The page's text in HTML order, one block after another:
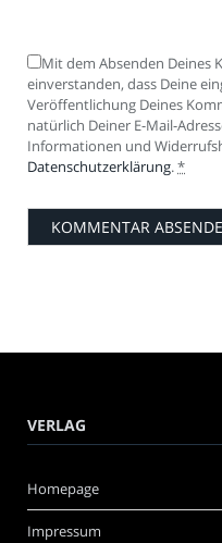
Mit dem Absenden Deines
einverstanden, dass Deine
Veröffentlichung Deines
natürlich Deiner E-Mail-
Informationen und
Datenschutzerklärung.*
VERLAG
Homepage
Impressum